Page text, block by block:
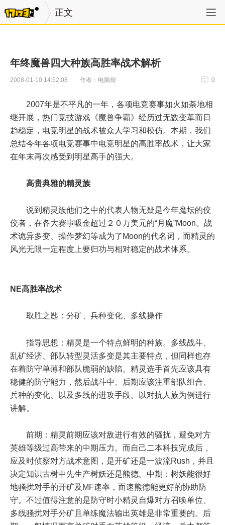
正文
年终魔兽四大种族高胜率战术解析
2008-01-10 14:52:08 作者：电脑报 0
2007年是不平凡的一年，各项电竞赛事如火如荼地相
继开展，热门竞技游戏《魔兽争霸》经历过无数变革而日
趋稳定，电竞明星的战术被众人学习和模仿。本期，我们
总结今年各项电竞赛事中电竞明星的高胜率战术，让大家
在年末再次感受到明星高手的强大。
高贵典雅的精灵族
说到精灵族他们之中的代表人物无疑是今年魔坛的佼
佼者，在各大赛事吸金超过２０万美元的“月魔”Moon。战
术诡异多变、操作梦幻等成为了Moon的代名词，而精灵的
风光无限一定程度上要归功与相对稳定的战术体系。
NE高胜率战术
取胜之匙：分矿、兵种变化、多线操作
指导思想：精灵是一个特点鲜明的种族。多线战斗、
乱矿经济、部队转型灵活多变是其主要特点，但同样也存
在着防守单薄和部队脆弱的缺陷。精灵选手首先应该具有
稳健的防守能力，然后战斗中、后期应该注重部队组合、
兵种的变化、以及多线的进攻手段。以对抗人族为例进行
讲解。
前期：精灵前期应该对敌进行有效的骚扰，避免对方
英雄等级过高带来的中期压力。而自己二本科技完成后，
应及时侦察对方战术意图，是开矿还是一波流Rush，并且
决定知识古树中先生产树妖还是熊德。中期：树妖能很好
地骚扰对手的开矿及MF速率，而速熊德能更好的协助防
守。不过值得注意的是防守时小精灵自爆对方召唤单位、
多线骚扰对手分矿且单练魔法输出英雄是非常重要的。后